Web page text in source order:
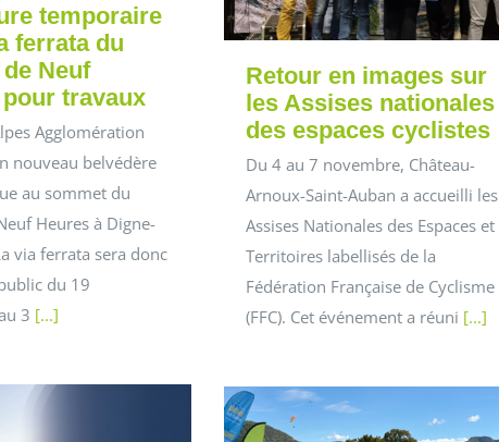
temporaire
ferrata du
Neuf
travaux
Agglomération
nouveau belvédère
au sommet du
Heures à Digne-
via ferrata sera donc
du 19
3 [...]
Retour en images sur
les Assises nationales
des espaces cyclistes
Du 4 au 7 novembre, Château-
Arnoux-Saint-Auban a accueilli les
Assises Nationales des Espaces et
Territoires labellisés de la
Fédération Française de Cyclisme
(FFC). Cet événement a réuni [...]